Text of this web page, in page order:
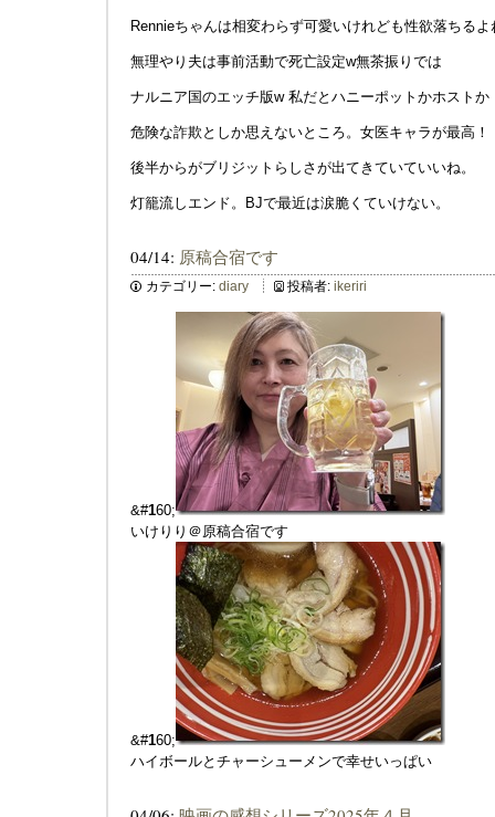
Rennieちゃんは相変わらず可愛いけれども性欲落ちるよ
無理やり夫は事前活動で死亡設定w無茶振りでは
ナルニア国のエッチ版w 私だとハニーポットかホストか
危険な詐欺としか思えないところ。女医キャラが最高！
後半からがブリジットらしさが出てきていていいね。
灯籠流しエンド。BJで最近は涙脆くていけない。
04/14: 原稿合宿です
カテゴリー: diary 投稿者: ikeriri
&#160;
いけりり＠原稿合宿です
&#160;
ハイボールとチャーシューメンで幸せいっぱい